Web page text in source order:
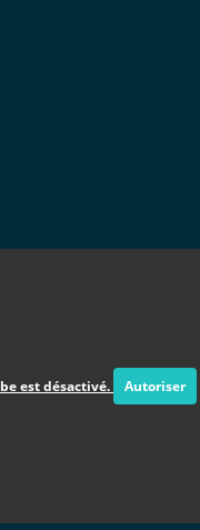
est désactivé. Autoriser